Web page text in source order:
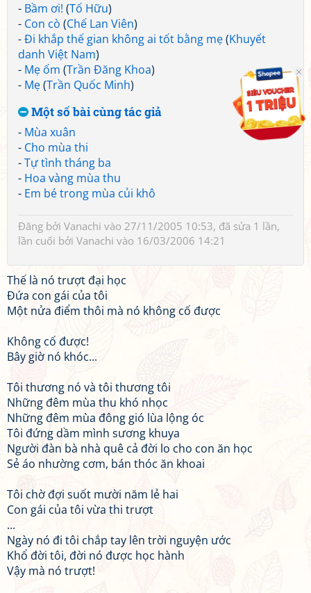
- Bầm ơi! (Tố Hữu)
- Con cò (Chế Lan Viên)
-Đi khắp thế gian không ai tốt bằng mẹ(Khuyết
danh Việt Nam)
- Mẹ ốm (Trần Đăng Khoa)
- Mẹ(Trần Quốc Minh)
Một số bài cùng tác giả
- Mùa xuân
- Cho mùa thi
-Tự tình tháng ba
- Hoa vàng mùa thu
- Em bé trong mùa củi khô
Đăng bởi Vanachi vào 27/11/2005 10:53, đã sửa 1 lần,
lần cuối bởi Vanachi vào 16/03/2006 14:21
Thế là nó trượt đại học
Đứa con gái của tôi
Một nửa điểm thôi mà nó không cố được
Không cố được!
Bây giờ nó khóc...
Tôi thương nó và tôi thương tôi
Những đêm mùa thu khó nhọc
Những đêm mùa đông gió lùa lộng óc
Tôi đứng dầm mình sương khuya
Người đàn bà nhà quê cả đời lo cho con ăn học
Sẻ áo nhường cơm, bán thóc ăn khoai
Tôi chờ đợi suốt mười năm lẻ hai
Con gái của tôi vừa thi trượt
...
Ngày nó đi tôi chắp tay lên trời nguyện ước
Khổ đời tôi, đời nó được học hành
Vậy mà nó trượt!